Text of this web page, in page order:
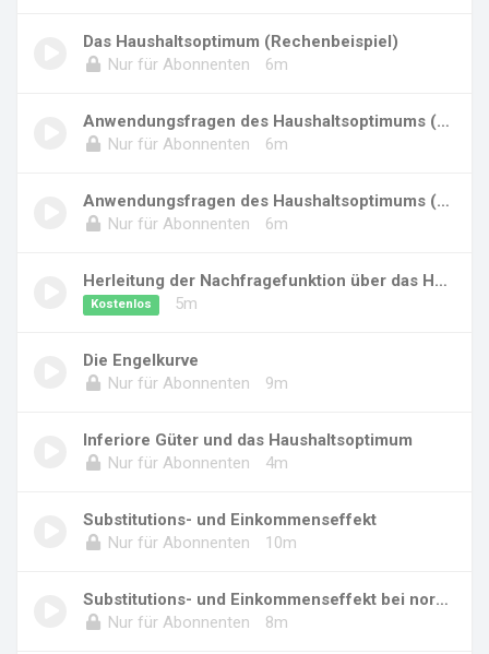
Das Haushaltsoptimum (Rechenbeispiel)
Nur für Abonnenten
6m
Anwendungsfragen des Haushaltsoptimums (Teil...
Nur für Abonnenten
6m
Anwendungsfragen des Haushaltsoptimums (Teil...
Nur für Abonnenten
6m
Herleitung der Nachfragefunktion über das Hau...
Kostenlos 5m
Die Engelkurve
Nur für Abonnenten
9m
Inferiore Güter und das Haushaltsoptimum
Nur für Abonnenten
4m
Substitutions- und Einkommenseffekt
Nur für Abonnenten
10m
Substitutions- und Einkommenseffekt bei norma...
Nur für Abonnenten
8m